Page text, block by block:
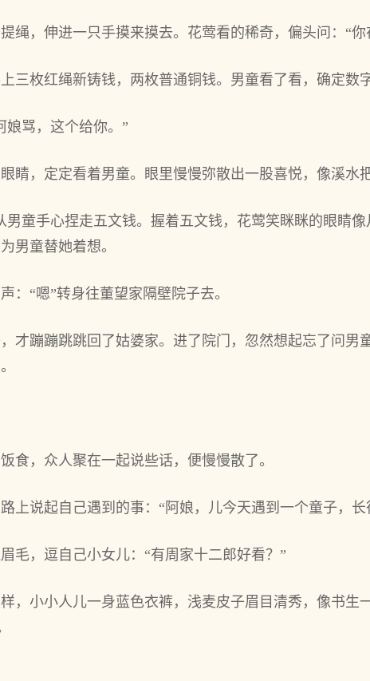
绳，伸进一只手摸来摸去。花莺看的稀奇，偏头问：“你
三枚红绳新铸钱，两枚普通铜钱。男童看了看，确定数
娘骂，这个给你。”
睛，定定看着男童。眼里慢慢弥散出一股喜悦，像溪水
男童手心捏走五文钱。握着五文钱，花莺笑眯眯的眼睛
男童替她着想。
：“嗯”转身往董望家隔壁院子去。
才蹦蹦跳跳回了姑婆家。进了院门，忽然想起忘了问男
食，众人聚在一起说些话，便慢慢散了。
上说起自己遇到的事：“阿娘，儿今天遇到一个童子，长
毛，逗自己小女儿：“有周家十二郎好看？”
，小小人儿一身蓝色衣裤，浅麦皮子眉目清秀，像书生